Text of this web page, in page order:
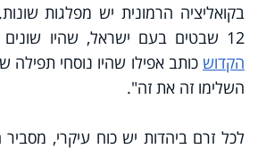
בקואליציה הרמונית יש מפלגות
12 שבטים בעם ישראל, שהיו שונים אחד מהשני.
הקדוש כותב אפילו שהיו נוסחי תפילה
השלימו זה את זה".
לכל זרם ביהדות יש כוח עיקרי,